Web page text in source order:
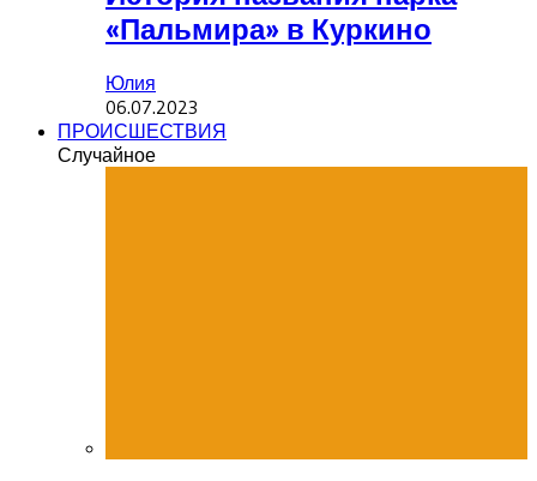
«Пальмира» в Куркино
Юлия
06.07.2023
ПРОИСШЕСТВИЯ
Случайное